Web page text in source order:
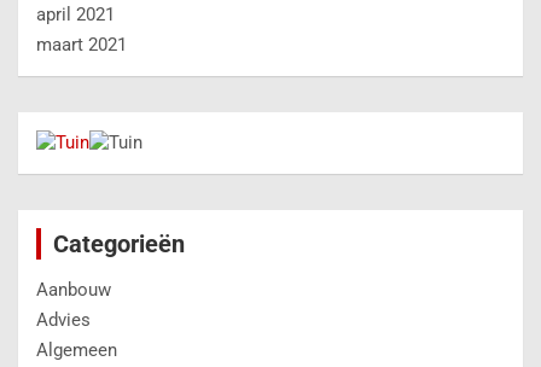
april 2021
maart 2021
Categorieën
Aanbouw
Advies
Algemeen